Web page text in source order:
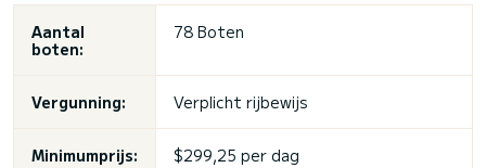
Aantal
boten:
78 Boten
Vergunning: Verplicht rijbewijs
Minimumprijs: $299,25 per dag